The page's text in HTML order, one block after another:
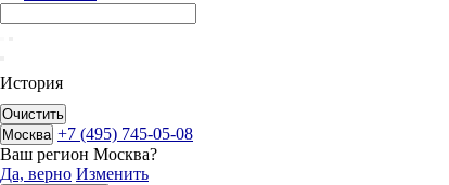
История
Очистить
Москва +7 (495) 745-05-08
Ваш регион Москва?
Да, верно Изменить